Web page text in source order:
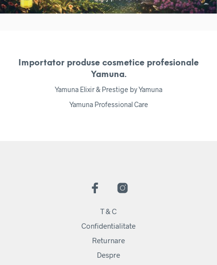
Importator produse cosmetice profesionale
Yamuna.
Yamuna Elixir & Prestige by Yamuna
Yamuna Professional Care
T & C
Confidentialitate
Returnare
Despre